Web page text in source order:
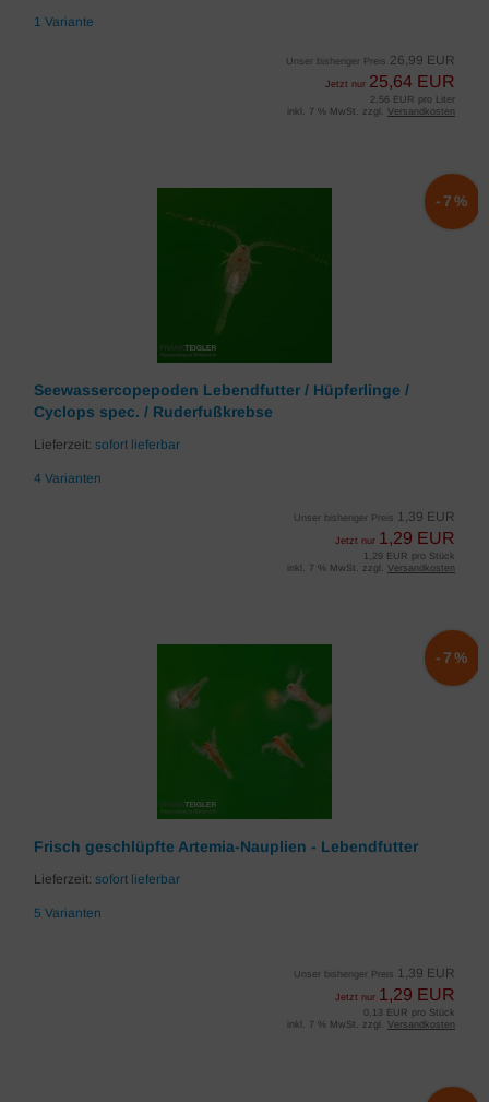
1 Variante
Unser bisheriger Preis 26,99 EUR
Jetzt nur 25,64 EUR
2,56 EUR pro Liter
inkl. 7 % MwSt. zzgl. Versandkosten
Seewassercopepoden Lebendfutter / Hüpferlinge /
Cyclops spec. / Ruderfußkrebse
Lieferzeit: sofort lieferbar
4 Varianten
Unser bisheriger Preis 1,39 EUR
Jetzt nur 1,29 EUR
-7%
1,29 EUR pro Stück
inkl. 7 % MwSt. zzgl. Versandkosten
Frisch geschlüpfte Artemia-Nauplien - Lebendfutter
Lieferzeit: sofort lieferbar
5 Varianten
Unser bisheriger Preis 1,39 EUR
Jetzt nur 1,29 EUR
-7%
0,13 EUR pro Stück
inkl. 7 % MwSt. zzgl. Versandkosten